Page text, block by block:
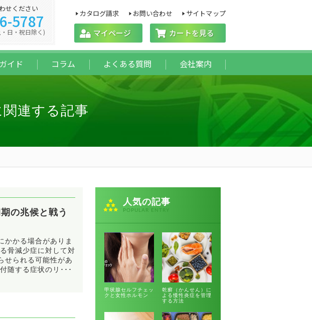
マイページ カートを見る
イド コラム よくある質問 会社案内
カタログ請求 お問い合わせ サイトマップ
せください
5787
日・祝日除く)
連する記事
の兆候と戦う
かかる場合がありま
骨減少症に対して対
せられる可能性があ
随する症状のリ･･･
人気の記事
POPULAR ENTRY
甲状腺セルフチェッ
クと女性ホルモン
乾癬（かんせん）に
よる慢性炎症を管理
する方法